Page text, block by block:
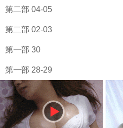
第二部 04-05
第二部 02-03
第一部 30
第一部 28-29